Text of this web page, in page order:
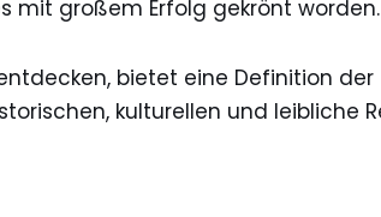
mit großem Erfolg gekrönt worden.
bietet eine Definition der
kulturellen und leibliche